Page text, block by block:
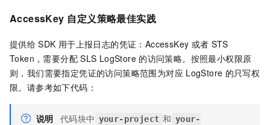
AccessKey 自定义策略最佳实践
提供给 SDK 用于上报日志的凭证：AccessKey 或者 STS
Token，需要分配 SLS LogStore 的访问策略。按照最小权限原
则，我们需要指定凭证的访问策略范围为对应 LogStore 的只写权
限。请参考如下代码：
说明 代码块中 your-project 和 your-